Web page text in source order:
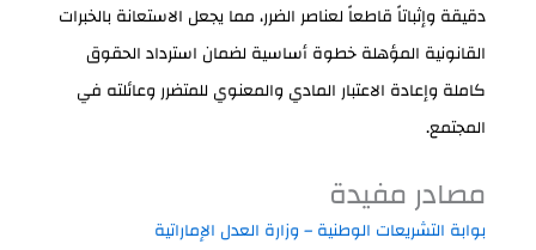
دقيقة وإثباتاً قاطعاً لعناصر الضرر، مما يجعل الاستعانة بالخبرات
القانونية المؤهلة خطوة أساسية لضمان استرداد الحقوق
كاملة وإعادة الاعتبار المادي والمعنوي للمتضرر وعائلته في
المجتمع.
مصادر مفيدة
بوابة التشريعات الوطنية – وزارة العدل الإماراتية